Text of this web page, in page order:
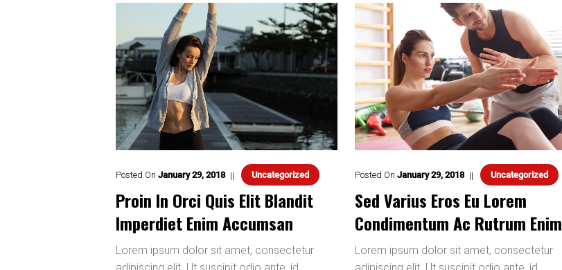
Posted On January 29, 2018 Uncategorized
Proin In Orci Quis Elit Blandit
Imperdiet Enim Accumsan
Lorem ipsum dolor sit amet, consectetur
Posted On January 29, 2018 Uncategorized
Sed Varius Eros Eu Lorem
Condimentum Ac Rutrum Enim
Lorem ipsum dolor sit amet, consectetur